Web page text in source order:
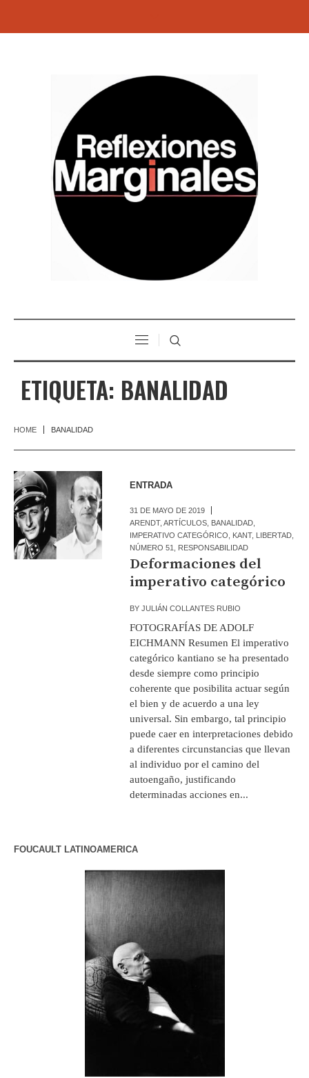
ETIQUETA: BANALIDAD
HOME BANALIDAD
ENTRADA
31 DE MAYO DE 2019
ARENDT,ARTÍCULOS BANALIDAD
IMPERATIVO CATEGÓRICO
KANT, LIBERTAD
NÚMERO 51
RESPONSABILIDAD
Deformaciones del
imperativo categórico
BYJULIÁN COLLANTES RUBIO
FOTOGRAFÍAS DE ADOLF
EICHMANN Resumen El imperativo
categórico kantiano se ha presentado
desde siempre como principio
coherente que posibilita actuar según
el bien y de acuerdo a una ley
universal. Sin embargo, tal principio
puede caer en interpretaciones debido
a diferentes circunstancias que llevan
al individuo por el camino del
autoengaño, justificando
determinadas acciones en...
FOUCAULT LATINOAMERICA